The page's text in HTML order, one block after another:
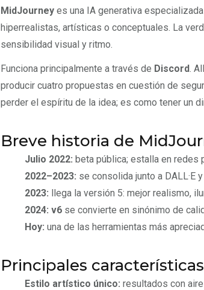
MidJourney es una IA generativa
hiperrealistas, artísticas o conceptuales. La
sensibilidad visual y ritmo.
Funciona principalmente a través de Discord.
producir cuatro propuestas en cuestión de
perder el espíritu de la idea; es como tener un
Breve historia de
Julio 2022: beta pública; estalla en redes
2022–2023: se consolida junto a
2023: llega la versión 5: mejor realismo,
2024: v6 se convierte en sinónimo de
Hoy: una de las herramientas más
Principales
Estilo artístico único: resultados con